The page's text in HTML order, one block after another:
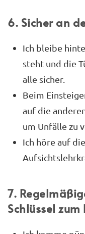
6. Sicher an
Ich bleibe
steht und die
alle sicher.
Beim
auf die
um Unfälle zu
Ich höre auf
7.
Schlüssel zum